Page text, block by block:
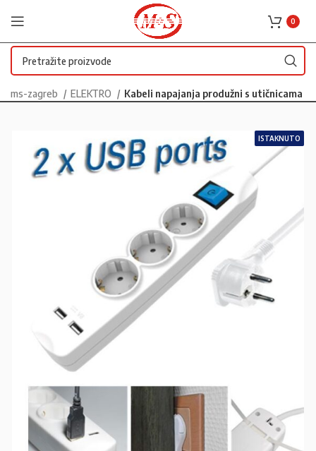
0
ms-zagreb ELEKTRO Kabeli napajanja produžni s utičnicama
ISTAKNUTO